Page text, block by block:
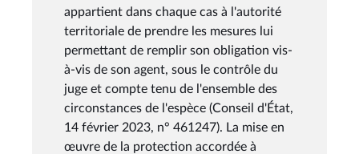
appartient dans chaque cas à l'autorité
territoriale de prendre les mesures lui
permettant de remplir son obligation vis-
à-vis de son agent, sous le contrôle du
juge et compte tenu de l'ensemble des
circonstances de l'espèce (Conseil d'État,
14 février 2023, n° 461247). La mise en
œuvre de la protection accordée à